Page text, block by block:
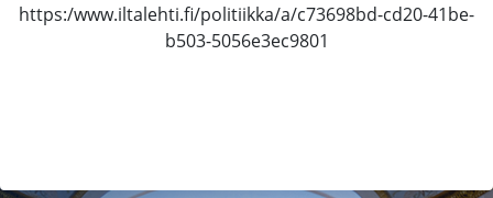
https:/www.iltalehti.fi/politiikka/a/c73698bd-cd20-41be-
b503-5056e3ec9801